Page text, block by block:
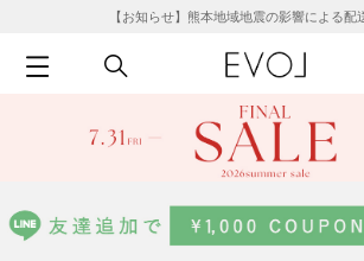
【お知らせ】熊本地域地震の影響による配